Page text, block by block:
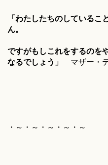
「わたしたちのしているこ
ん。
ですがもしこれをするのを
なるでしょう」
マザー・
・～・～・～・～・～